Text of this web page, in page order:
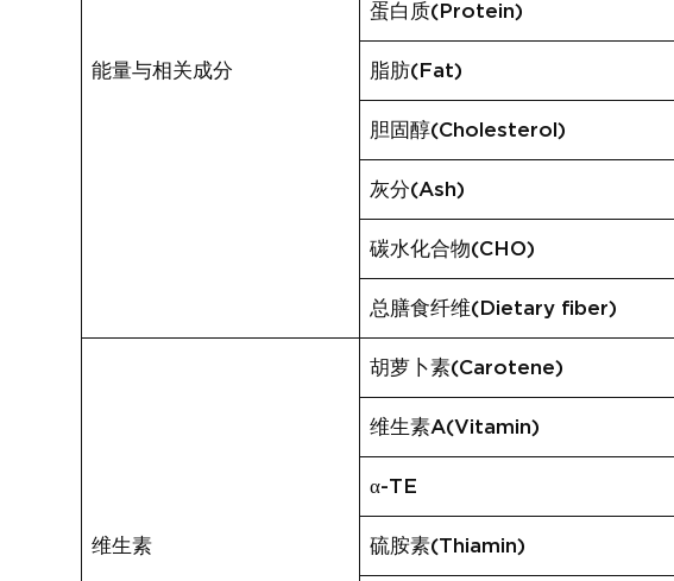
能量与相关成分
蛋白质(Protein)
脂肪(Fat)
胆固醇(Cholesterol)
灰分(Ash)
碳水化合物(CHO)
总膳食纤维(Dietary fiber)
维生素
胡萝卜素(Carotene)
维生素A(Vitamin)
α-TE
硫胺素(Thiamin)